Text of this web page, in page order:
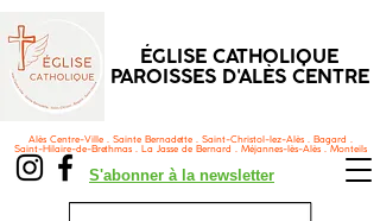
ÉGLISE CATHOLIQUE
PAROISSES D'ALÈS CENTRE
S'abonner à la newsletter
Alès Centre-Ville . Sainte Bernadette . Saint-Christol-lez-Alès . Bagard .
Saint-Hilaire-de-Brethmas . La Jasse de Bernard . Méjannes-lès-Alès . Monteils